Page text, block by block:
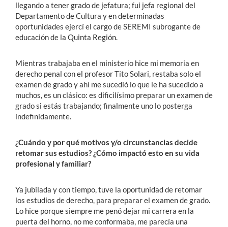
llegando a tener grado de jefatura; fui jefa regional del
Departamento de Cultura y en determinadas
oportunidades ejercí el cargo de SEREMI subrogante de
educación de la Quinta Región.
Mientras trabajaba en el ministerio hice mi memoria en
derecho penal con el profesor Tito Solari, restaba solo el
examen de grado y ahí me sucedió lo que le ha sucedido a
muchos, es un clásico: es dificilísimo preparar un examen de
grado si estás trabajando; finalmente uno lo posterga
indefinidamente.
¿Cuándo y por qué motivos y/o circunstancias decide
retomar sus estudios? ¿Cómo impactó esto en su vida
profesional y familiar?
Ya jubilada y con tiempo, tuve la oportunidad de retomar
los estudios de derecho, para preparar el examen de grado.
Lo hice porque siempre me penó dejar mi carrera en la
puerta del horno, no me conformaba, me parecía una